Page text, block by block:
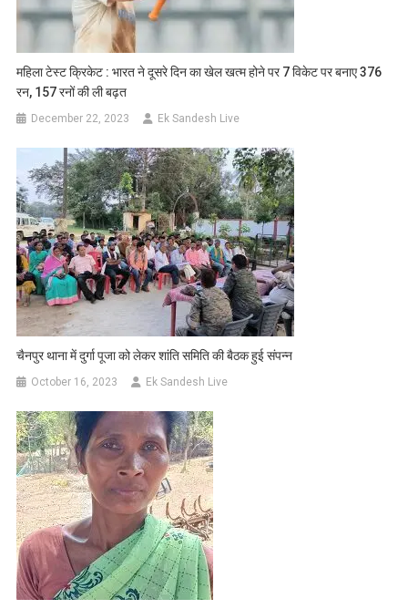
महिला टेस्ट क्रिकेट : भारत ने दूसरे दिन का खेल खत्म होने पर 7 विकेट पर बनाए 376
रन, 157 रनों की ली बढ़त
December 22, 2023 Ek Sandesh Live
चैनपुर थाना में दुर्गा पूजा को लेकर शांति समिति की बैठक हुई संपन्न
October 16, 2023 Ek Sandesh Live